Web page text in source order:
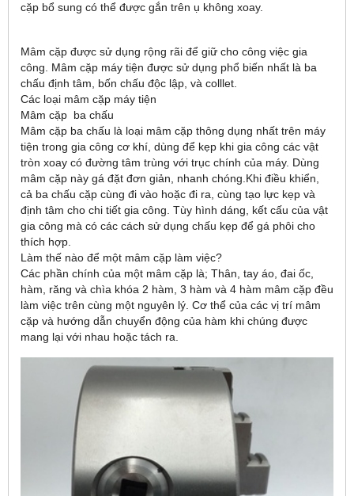
cặp bổ sung có thể được gắn trên ụ không xoay.
Mâm cặp được sử dụng rộng rãi để giữ cho công việc gia
công. Mâm cặp máy tiện được sử dụng phổ biến nhất là ba
chấu định tâm, bốn chấu độc lập, và colllet.
Các loại mâm cặp máy tiện
Mâm cặp ba chấu
Mâm cặp ba chấu là loại mâm cặp thông dụng nhất trên máy
tiện trong gia công cơ khí, dùng để kẹp khi gia công các vật
tròn xoay có đường tâm trùng với trục chính của máy. Dùng
mâm cặp này gá đặt đơn giản, nhanh chóng.Khi điều khiển,
cả ba chấu cặp cùng đi vào hoặc đi ra, cùng tạo lực kẹp và
định tâm cho chi tiết gia công. Tùy hình dáng, kết cấu của vật
gia công mà có các cách sử dụng chấu kẹp để gá phôi cho
thích hợp.
Làm thế nào để một mâm cặp làm việc?
Các phần chính của một mâm cặp là; Thân, tay áo, đai ốc,
hàm, răng và chìa khóa 2 hàm, 3 hàm và 4 hàm mâm cặp đều
làm việc trên cùng một nguyên lý. Cơ thể của các vị trí mâm
cặp và hướng dẫn chuyển động của hàm khi chúng được
mang lại với nhau hoặc tách ra.